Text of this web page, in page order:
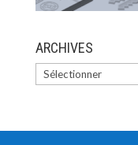
ARCHIVES